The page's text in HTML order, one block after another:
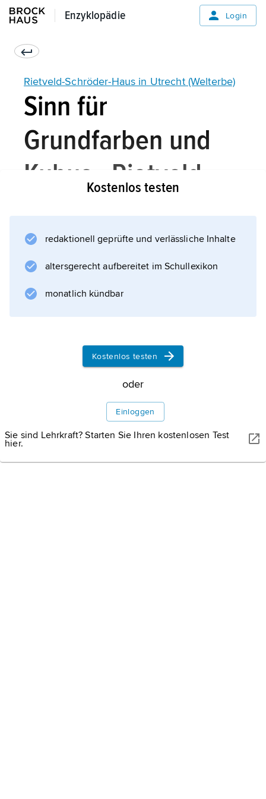
Enzyklopädie
Enzyklopädie Login
Rietveld-Schröder-Haus in Utrecht (Welterbe)
Sinn für
Grundfarben und
Kubus - Rietveld-
Utrecht
Kostenlos testen
redaktionell geprüfte und verlässliche Inhalte
altersgerecht aufbereitet im Schullexikon
monatlich kündbar
Kostenlos testen
oder
Einloggen
Sie sind Lehrkraft? Starten Sie Ihren kostenlosen Test
hier.